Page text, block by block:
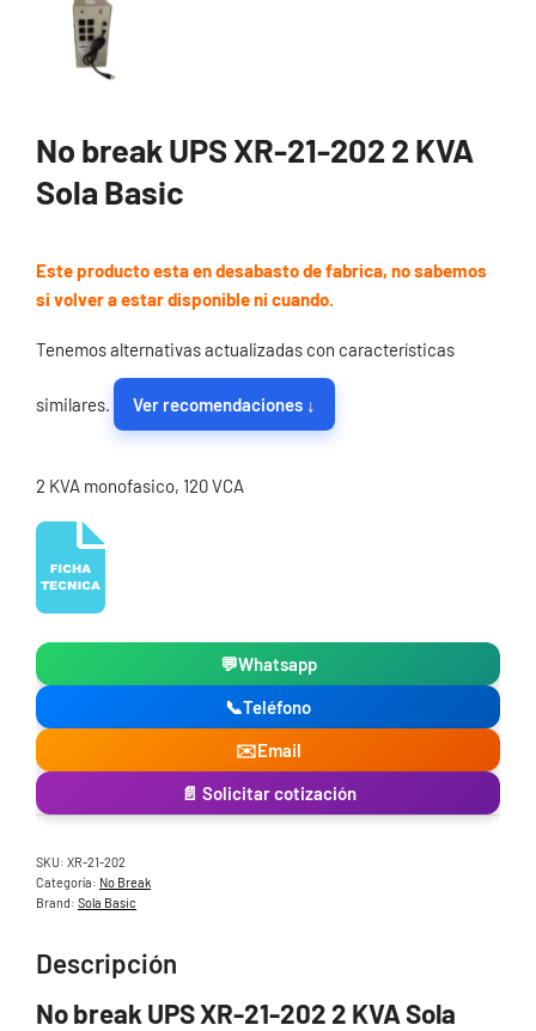
No break UPS XR-21-202 2 KVA
Sola Basic
Este producto esta en desabasto de fabrica, no sabemos
si volver a estar disponible ni cuando.
Tenemos alternativas actualizadas con características
similares. Ver recomendaciones ↓
2 KVA monofasico, 120 VCA
💬Whatsapp
📞Teléfono
✉️Email
📄 Solicitar cotización
SKU: XR-21-202
Categoría: No Break
Brand: Sola Basic
Descripción
No break UPS XR-21-202 2 KVA Sola